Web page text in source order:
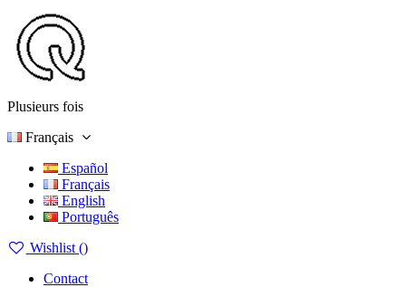
Plusieurs fois
Français
Español
Français
English
Português
Wishlist ()
Contact